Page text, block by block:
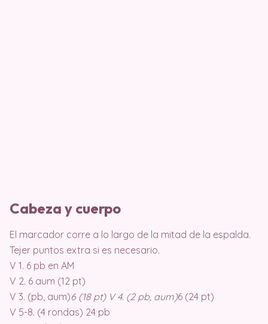
Cabeza y cuerpo
El marcador corre a lo largo de la mitad de la espalda.
Tejer puntos extra si es necesario.
V 1. 6 pb en AM
V 2. 6 aum (12 pt)
V 3. (pb, aum)6 (18 pt) V 4. (2 pb, aum)6 (24 pt)
V 5-8. (4 rondas) 24 pb